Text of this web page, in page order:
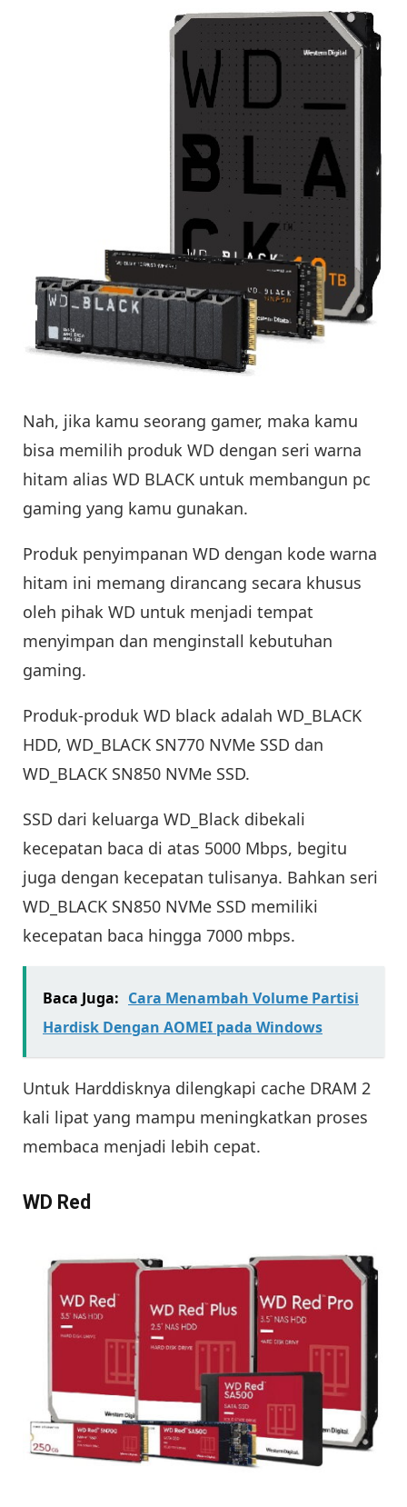
Nah, jika kamu seorang gamer, maka kamu
bisa memilih produk WD dengan seri warna
hitam alias WD BLACK untuk membangun pc
gaming yang kamu gunakan.
Produk penyimpanan WD dengan kode warna
hitam ini memang dirancang secara khusus
oleh pihak WD untuk menjadi tempat
menyimpan dan menginstall kebutuhan
gaming.
Produk-produk WD black adalah WD_BLACK
HDD, WD_BLACK SN770 NVMe SSD dan
WD_BLACK SN850 NVMe SSD.
SSD dari keluarga WD_Black dibekali
kecepatan baca di atas 5000 Mbps, begitu
juga dengan kecepatan tulisanya. Bahkan seri
WD_BLACK SN850 NVMe SSD memiliki
kecepatan baca hingga 7000 mbps.
Baca Juga: Cara Menambah Volume Partisi
Hardisk Dengan AOMEI pada Windows
Untuk Harddisknya dilengkapi cache DRAM 2
kali lipat yang mampu meningkatkan proses
membaca menjadi lebih cepat.
WD Red